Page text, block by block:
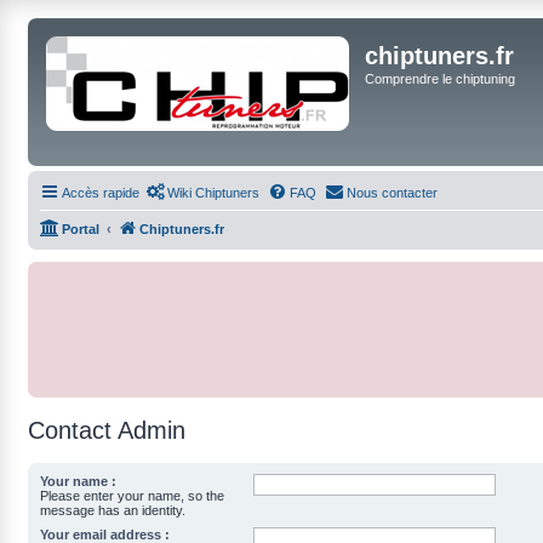
chiptuners.fr
Comprendre le chiptuning
Accès rapide Wiki Chiptuners FAQ Nous contacter
Portal Chiptuners.fr
Contact Admin
Your name :
Please enter your name, so the
message has an identity.
Your email address :